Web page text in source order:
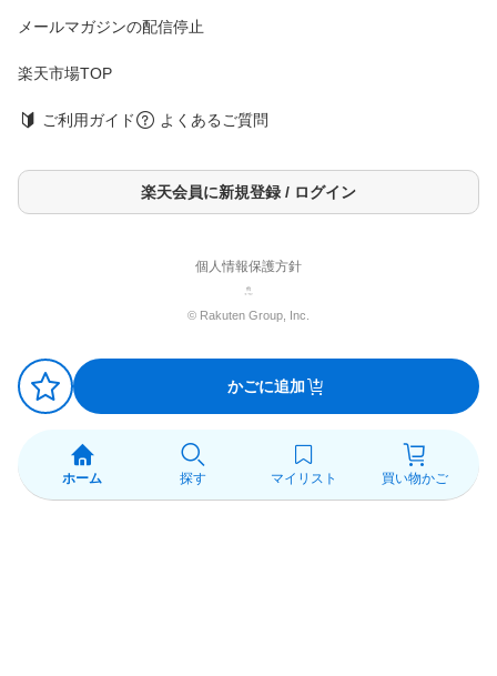
・洗い流す必要はありません。
・過剰な水分は、タオルで軽く押さえるようにふいてください。
・吐出口側に空気があると、ノズルのスイッチ部分を押してもク
出していただくことで、中身が正常に吐出されるようになりま
★塗った後の肌はすべりやすいのでご注意ください！
・小さいお子さまには大人がつけてあげてください。
・かかとにつけるとすべりやすくなる場合があるので、足の裏に
・床につくとすべりやすいので注意してください。ついた時は、
・ぬった直後の腕や手はすべりやすくなっているので、タオルで
ふくまでお子さまを抱き上げることはしないでください。
セット詳細
付属品：ノズル/S字フック
※初回は本体のご購入を推奨致します。
キュレル バスタイム モイストバリアクリーム つけかえ用
（4901301405364）には付属しておりませんのでご注意くださ
成分
メールマガジンの配信停止
楽天市場TOP
ご利用ガイド よくあるご質問
楽天会員に新規登録 / ログイン
個人情報保護方針
© Rakuten Group, Inc.
かごに追加
ホーム 探す マイリスト 買い物かご